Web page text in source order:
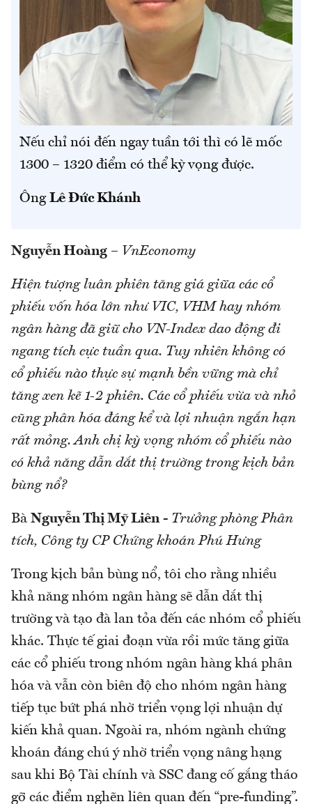
Nếu chỉ nói đến ngay tuần tới thì có lẽ mốc
1300 – 1320 điểm có thể kỳ vọng được.
Ông Lê Đức Khánh
Nguyễn Hoàng – VnEconomy
Hiện tượng luân phiên tăng giá giữa các cổ
phiếu vốn hóa lớn như VIC, VHM hay nhóm
ngân hàng đã giữ cho VN-Index dao động đi
ngang tích cực tuần qua. Tuy nhiên không có
cổ phiếu nào thực sự mạnh bền vững mà chỉ
tăng xen kẽ 1-2 phiên. Các cổ phiếu vừa và nhỏ
cũng phân hóa đáng kể và lợi nhuận ngắn hạn
rất mỏng. Anh chị kỳ vọng nhóm cổ phiếu nào
có khả năng dẫn dắt thị trường trong kịch bản
bùng nổ?
Bà Nguyễn Thị Mỹ Liên- Trưởng phòng Phân
tích, Công ty CP Chứng khoán Phú Hưng
Trong kịch bản bùng nổ, tôi cho rằng nhiều
khả năng nhóm ngân hàng sẽ dẫn dắt thị
trường và tạo đà lan tỏa đến các nhóm cổ phiếu
khác. Thực tế giai đoạn vừa rồi mức tăng giữa
các cổ phiếu trong nhóm ngân hàng khá phân
hóa và vẫn còn biên độ cho nhóm ngân hàng
tiếp tục bứt phá nhờ triển vọng lợi nhuận dự
kiến khả quan. Ngoài ra, nhóm ngành chứng
khoán đáng chú ý nhờ triển vọng nâng hạng
sau khi Bộ Tài chính và SSC đang cố gắng tháo
gỡ các điểm nghẽn liên quan đến “pre-funding”.